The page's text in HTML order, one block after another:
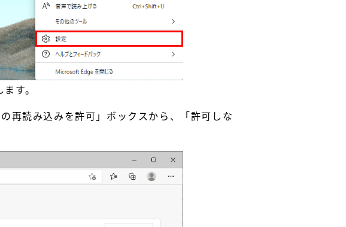
す。
読み込みを許可」ボックスから、「許可しな